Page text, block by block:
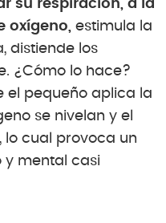
su respiración, a la
oxígeno, estimula la
distiende los
¿Cómo lo hace?
el pequeño aplica la
se nivelan y el
lo cual provoca un
y mental casi